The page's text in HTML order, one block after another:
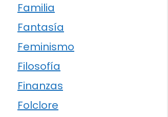
Familia
Fantasía
Feminismo
Filosofía
Finanzas
Folclore